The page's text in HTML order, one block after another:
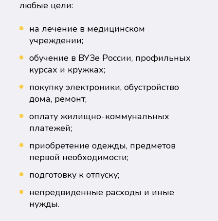
любые цели:
на лечение в медицинском
учреждении;
обучение в ВУЗе России, профильных
курсах и кружках;
покупку электроники, обустройство
дома, ремонт;
оплату жилищно-коммунальных
платежей;
приобретение одежды, предметов
первой необходимости;
подготовку к отпуску;
непредвиденные расходы и иные
нужды.